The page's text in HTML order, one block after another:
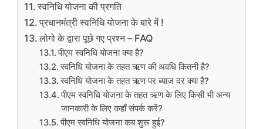
स्वनिधि योजना की प्रगति
प्रधानमंत्री स्वनिधि योजना के बारे में !
लोगो के द्वारा पूछे गए प्रश्न – FAQ
पीएम स्वनिधि योजना क्या है?
स्वनिधि योजना के तहत ऋण की अवधि कितनी है?
स्वनिधि योजना के तहत ऋण पर ब्याज दर क्या है?
पीएम स्वनिधि योजना के तहत ऋण के लिए किसी भी अन्य
जानकारी के लिए कहाँ संपर्क करें?
पीएम स्वनिधि योजना कब शुरू हुई?